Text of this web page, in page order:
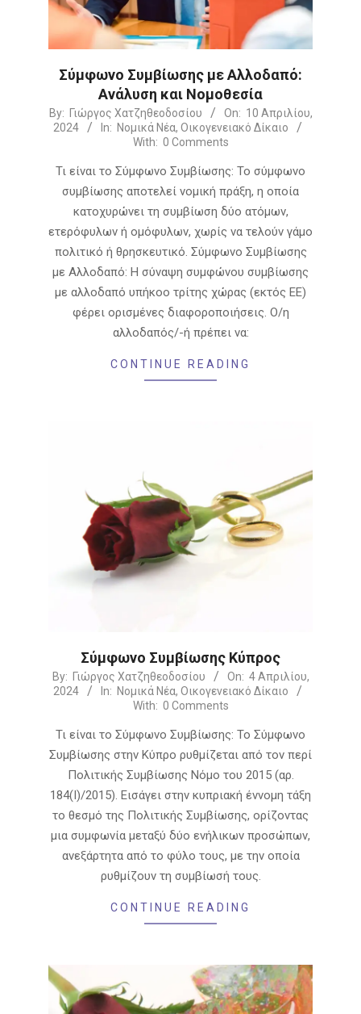
Σύμφωνο Συμβίωσης με Αλλοδαπό:
Ανάλυση και Νομοθεσία
2024-
04-
By: Γιώργος Χατζηθεοδοσίου On: 10 Απριλίου,
2024
In: Νομικά Νέα, Οικογενειακό Δίκαιο
With: 0 Comments
Τι είναι το Σύμφωνο Συμβίωσης: Το σύμφωνο
συμβίωσης αποτελεί νομική πράξη, η οποία
κατοχυρώνει τη συμβίωση δύο ατόμων,
ετερόφυλων ή ομόφυλων, χωρίς να τελούν γάμο
πολιτικό ή θρησκευτικό. Σύμφωνο Συμβίωσης
με Αλλοδαπό: Η σύναψη συμφώνου συμβίωσης
με αλλοδαπό υπήκοο τρίτης χώρας (εκτός ΕΕ)
φέρει ορισμένες διαφοροποιήσεις. Ο/η
αλλοδαπός/-ή πρέπει να:
CONTINUE READING
Σύμφωνο Συμβίωσης Κύπρος
2024-
04-
By: Γιώργος Χατζηθεοδοσίου On: 4 Απριλίου,
2024
In: Νομικά Νέα, Οικογενειακό Δίκαιο
With: 0 Comments
Τι είναι το Σύμφωνο Συμβίωσης: Το Σύμφωνο
Συμβίωσης στην Κύπρο ρυθμίζεται από τον περί
Πολιτικής Συμβίωσης Νόμο του 2015 (αρ.
184(Ι)/2015). Εισάγει στην κυπριακή έννομη τάξη
το θεσμό της Πολιτικής Συμβίωσης, ορίζοντας
μια συμφωνία μεταξύ δύο ενήλικων προσώπων,
ανεξάρτητα από το φύλο τους, με την οποία
ρυθμίζουν τη συμβίωσή τους.
CONTINUE READING